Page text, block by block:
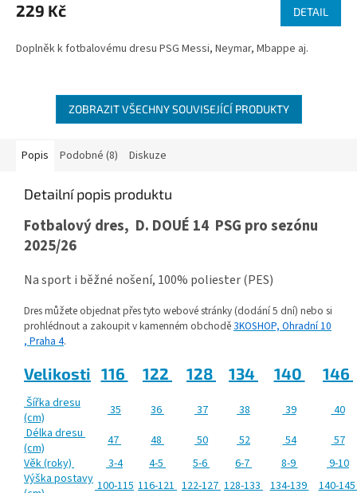
229 Kč DETAIL
Doplněk k fotbalovému dresu PSG Messi, Neymar, Mbappe aj.
ZOBRAZIT VŠECHNY SOUVISEJÍCÍ PRODUKTY
Popis Podobné (8) Diskuze
Detailní popis produktu
Fotbalový dres, D. DOUÉ 14 PSG pro sezónu
2025/26
Na sport i běžné nošení, 100% poliester (PES)
Dres můžete objednat přes tyto webové stránky (dodání 5 dní) nebo si
prohlédnout a zakoupit v kamenném obchodě3KOSHOP, Ohradní 10
, Praha 4.
Velikosti 116 122 128 134 140 146
Šířka dresu
(cm)
35 36 37 38 39
40
Délka dresu
(cm)
47 48 50 52 54
57
Věk (roky)
3-4 4-5 5-6 6-7 8-9
9-10
Výška postavy100-115 116-121 122-127 128-133 134-139 140-145